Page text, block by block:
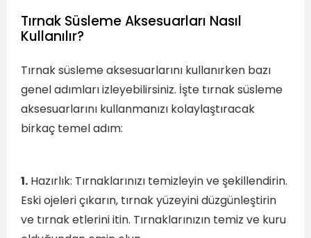
Tırnak Süsleme Aksesuarları Nasıl
Kullanılır?
Tırnak süsleme aksesuarlarını kullanırken bazı
genel adımları izleyebilirsiniz. İşte tırnak süsleme
aksesuarlarını kullanmanızı kolaylaştıracak
birkaç temel adım:
1. Hazırlık: Tırnaklarınızı temizleyin ve şekillendirin.
Eski ojeleri çıkarın, tırnak yüzeyini düzgünleştirin
ve tırnak etlerini itin. Tırnaklarınızın temiz ve kuru